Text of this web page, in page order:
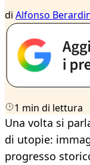
di Alfonso
1 min di lettura
Una volta si
di utopie:
progresso